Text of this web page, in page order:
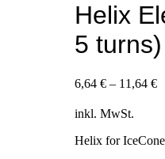
Helix
5 turns)
6,64€ – 11,64€
inkl. MwSt.
Helix for